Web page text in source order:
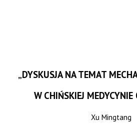
„DYSKUSJA NA TEMAT
W CHIŃSKIEJ MEDYCYNIE
Xu Mingtang